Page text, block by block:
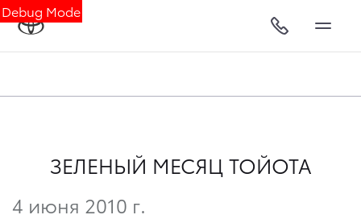
Debug Mode
ЗЕЛЕНЫЙ МЕСЯЦ ТОЙОТА
4 июня 2010 г.